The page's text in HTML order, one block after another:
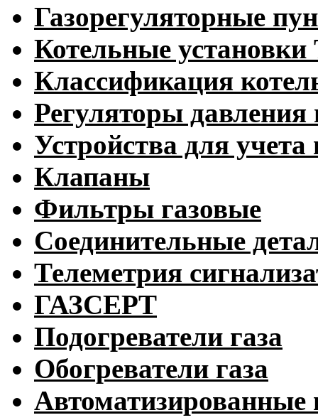
Газорегуляторные
Котельные
Классификация
Регуляторы давления
Устройства для учета
Клапаны
Фильтры газовые
Соединительные
Телеметрия
ГАЗСЕРТ
Подогреватели газа
Обогреватели газа
Автоматизированные